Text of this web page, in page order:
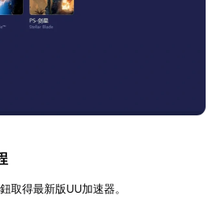
取得最新版UU加速器。